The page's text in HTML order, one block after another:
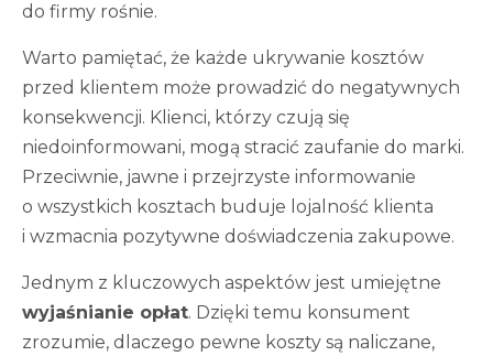
do firmy rośnie.
Warto pamiętać, że każde ukrywanie kosztów
przed klientem może prowadzić do negatywnych
konsekwencji. Klienci, którzy czują się
niedoinformowani, mogą stracić zaufanie do marki.
Przeciwnie, jawne i przejrzyste informowanie
o wszystkich kosztach buduje lojalność klienta
i wzmacnia pozytywne doświadczenia zakupowe.
Jednym z kluczowych aspektów jest umiejętne
wyjaśnianie opłat. Dzięki temu konsument
zrozumie, dlaczego pewne koszty są naliczane,